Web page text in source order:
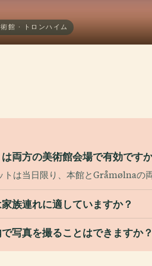
館 · トロンハイム
両方の美術館会場で有効です
トは当日限り、本館とGråmølnaの
族連れに適していますか？
写真を撮ることはできますか？